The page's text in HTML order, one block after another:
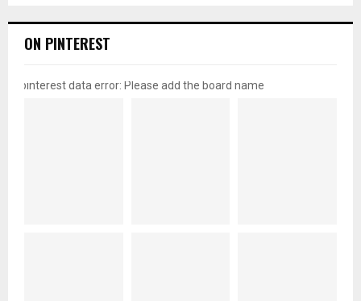
ON PINTEREST
pinterest data error: Please add the board name